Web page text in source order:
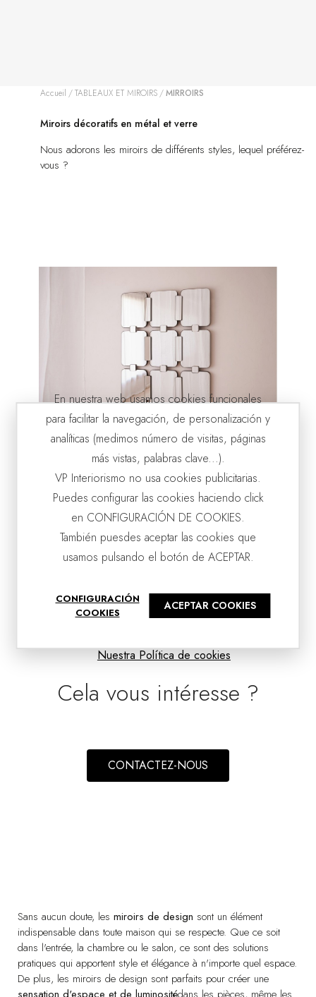
Accueil TABLEAUX ET MIROIRS MIRROIRS
Miroirs décoratifs en métal et verre
Nous adorons les miroirs de différents styles, lequel préférez-
vous ?
VP | 116x5x143CM
VP | 89,5x4x89,5CM
Cela vous intéresse ?
CONTACTEZ-NOUS
Sans aucun doute, les miroirs de design sont un élément
indispensable dans toute maison qui se respecte. Que ce soit
dans l'entrée, la chambre ou le salon, ce sont des solutions
pratiques qui apportent style et élégance à n'importe quel espace.
De plus, les miroirs de design sont parfaits pour créer une
En nuestra web usamos cookies funcionales
para facilitar la navegación, de personalización y
analíticas (medimos número de visitas, páginas
más vistas, palabras clave...).
VP Interiorismo no usa cookies publicitarias.
Puedes configurar las cookies haciendo click
en CONFIGURACIÓN DE COOKIES.
También puesdes aceptar las cookies que
usamos pulsando el botón de ACEPTAR.
CONFIGURACIÓN
COOKIES
ACEPTAR COOKIES
Nuestra Política de cookies